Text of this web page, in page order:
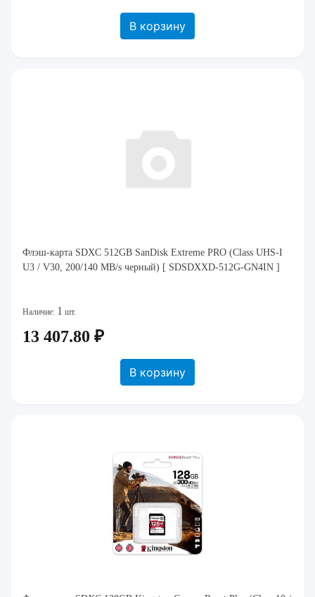
В корзину
Флэш-карта SDXC 512GB SanDisk Extreme PRO (Class UHS-I
U3 / V30, 200/140 MB/s черный) [ SDSDXXD-512G-GN4IN ]
Наличие: 1 шт.
13 407.80 ₽
В корзину